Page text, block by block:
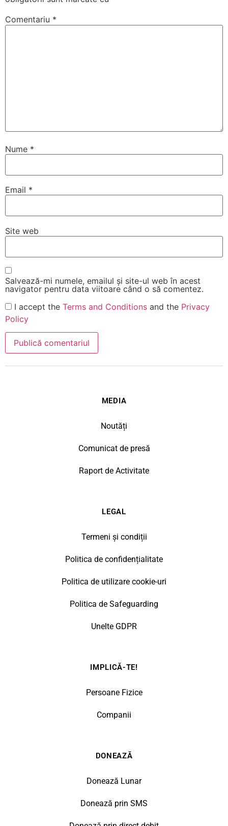
Comentariu *
Nume *
Email *
Site web
Salvează-mi numele, emailul și site-ul web în acest
navigator pentru data viitoare când o să comentez.
I accept the Terms and Conditions and the Privacy
Policy
MEDIA
Noutăți
Comunicat de presă
Raport de Activitate
LEGAL
Termeni și condiții
Politica de confidențialitate
Politica de utilizare cookie-uri
Politica de Safeguarding
Unelte GDPR
IMPLICĂ-TE!
Persoane Fizice
Companii
DONEAZĂ
Donează Lunar
Donează prin SMS